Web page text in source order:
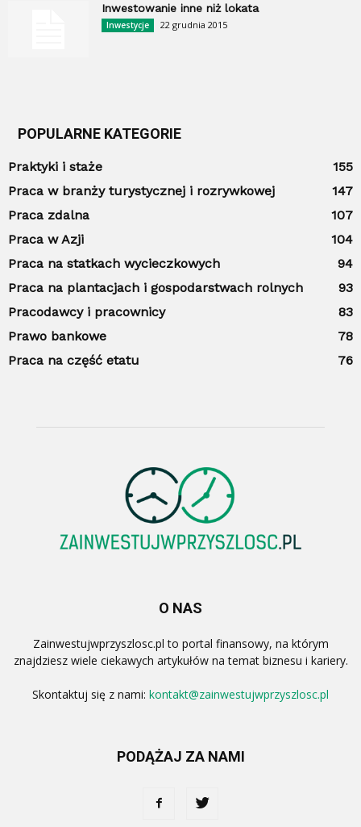
Inwestowanie inne niż lokata
Inwestycje 22 grudnia 2015
POPULARNE KATEGORIE
Praktyki i staże
155
Praca w branży turystycznej i rozrywkowej
147
Praca zdalna
107
Praca w Azji
104
Praca na statkach wycieczkowych
94
Praca na plantacjach i gospodarstwach rolnych
93
Pracodawcy i pracownicy
83
Prawo bankowe
78
Praca na część etatu
76
O NAS
Zainwestujwprzyszlosc.pl to portal finansowy, na którym
znajdziesz wiele ciekawych artykułów na temat biznesu i kariery.
Skontaktuj się z nami: kontakt@zainwestujwprzyszlosc.pl
PODĄŻAJ ZA NAMI